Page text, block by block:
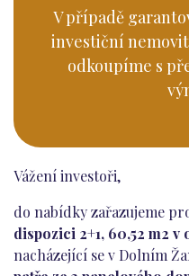
V případě
investiční
odkoupíme s
Vážení investoři,
do nabídky zařazujeme
dispozici 2+1, 60,52 m2
nacházející se v Dolním